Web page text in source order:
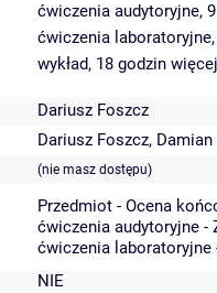
ćwiczenia audytoryjne,
ćwiczenia
wykład, 18 godzin
Dariusz Foszcz
Dariusz Foszcz,
(nie masz dostępu)
Przedmiot - Ocena
ćwiczenia audytoryjne -
ćwiczenia laboratoryjne
NIE